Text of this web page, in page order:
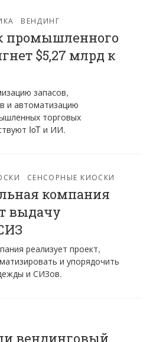
ВЕНДИНГ
промышленного
$5,27 млрд к
запасов,
и автоматизацию
торговых
IoT и ИИ.
СЕНСОРНЫЕ КИОСКИ
компания
выдачу
реализует проект,
и упорядочить
и СИЗов.
вендинговый